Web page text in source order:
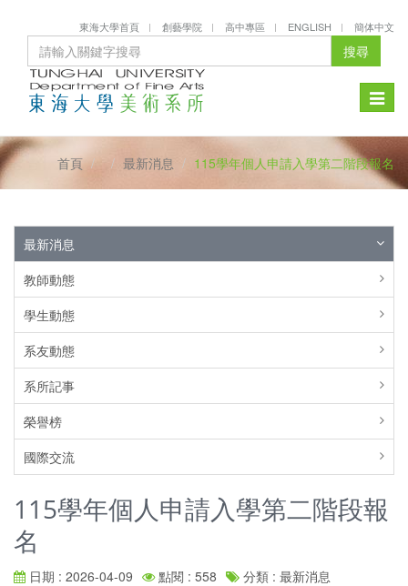
東海大學首頁 創藝學院 高中專區 ENGLISH 簡体中文
搜尋
Toggle
首頁 最新消息 115學年個人申請入學第二階段報名
最新消息
教師動態
學生動態
系友動態
系所記事
榮譽榜
國際交流
115學年個人申請入學第二階段報
名
日期 : 2026-04-09 點閱 : 558
分類 : 最新消息